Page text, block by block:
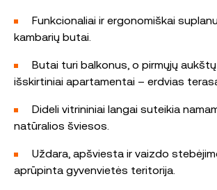
Funkcionaliai ir ergonomiškai
kambarių butai.
Butai turi balkonus, o pirmųjų
išskirtiniai apartamentai – erdvias
Dideli vitrininiai langai suteikia
natūralios šviesos.
Uždara, apšviesta ir vaizdo
aprūpinta gyvenvietės teritorija.